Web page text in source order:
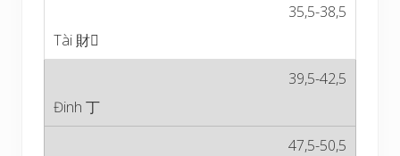
35,5-38,5
39,5-42,5
47,5-50,5